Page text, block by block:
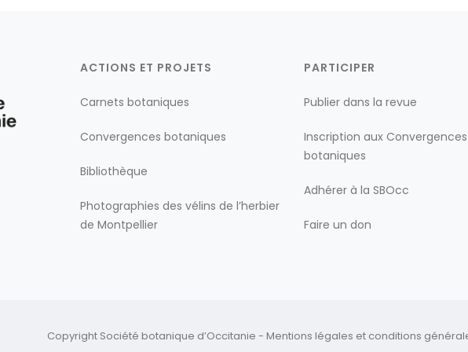
ACTIONS ET PROJETS
Carnets botaniques
Convergences botaniques
Bibliothèque
Photographies des vélins de l’herbier
de Montpellier
PARTICIPER
Publier dans la revue
Inscription aux Convergences
botaniques
Adhérer à la SBOcc
Faire un don
Copyright Société botanique d’Occitanie - Mentions légales et conditions